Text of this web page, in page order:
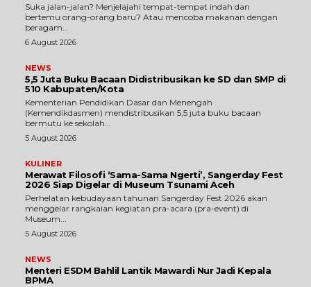
Suka jalan-jalan? Menjelajahi tempat-tempat indah dan
bertemu orang-orang baru? Atau mencoba makanan dengan
beragam...
6 August 2026
NEWS
5,5 Juta Buku Bacaan Didistribusikan ke SD dan SMP di
510 Kabupaten/Kota
Kementerian Pendidikan Dasar dan Menengah
(Kemendikdasmen) mendistribusikan 5,5 juta buku bacaan
bermutu ke sekolah...
5 August 2026
KULINER
Merawat Filosofi ‘Sama-Sama Ngerti’, Sangerday Fest
2026 Siap Digelar di Museum Tsunami Aceh
Perhelatan kebudayaan tahunan Sangerday Fest 2026 akan
menggelar rangkaian kegiatan pra-acara (pra-event) di
Museum...
5 August 2026
NEWS
Menteri ESDM Bahlil Lantik Mawardi Nur Jadi Kepala
BPMA